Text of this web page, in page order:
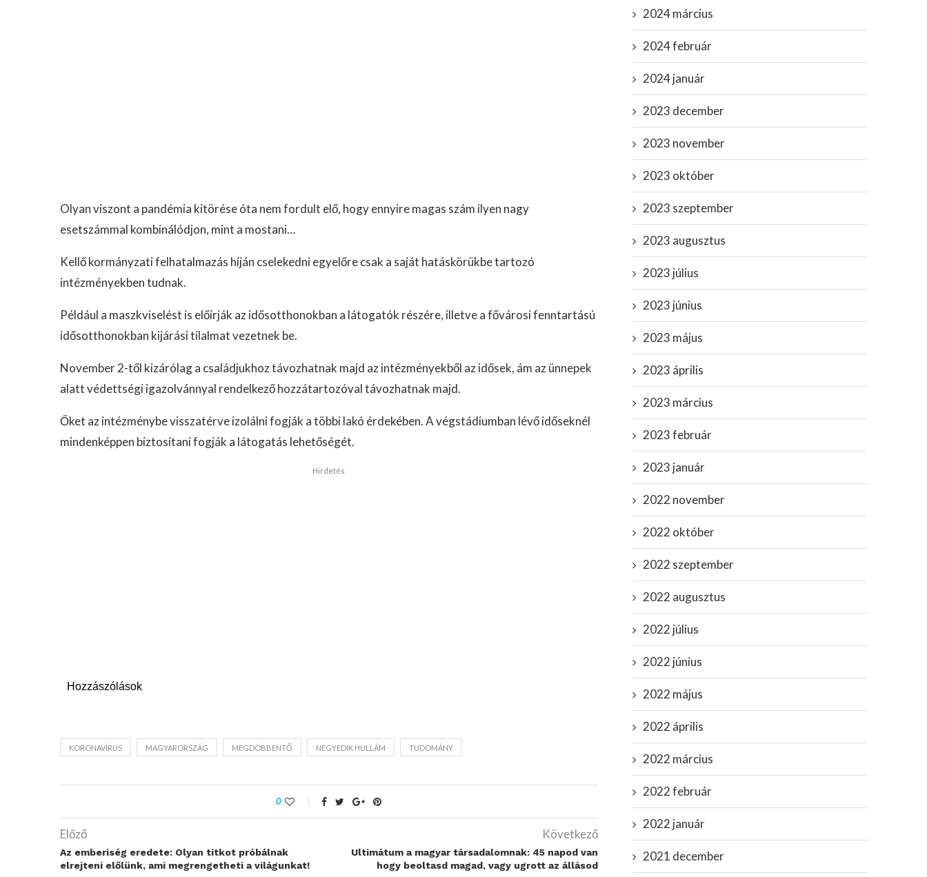
Olyan viszont a pandémia kitörése óta nem fordult elő, hogy ennyire magas szám ilyen nagy
esetszámmal kombinálódjon, mint a mostani…
Kellő kormányzati felhatalmazás híján cselekedni egyelőre csak a saját hatáskörükbe tartozó
intézményekben tudnak.
Például a maszkviselést is előírják az idősotthonokban a látogatók részére, illetve a fővárosi fenntartású
idősotthonokban kijárási tilalmat vezetnek be.
November 2-től kizárólag a családjukhoz távozhatnak majd az intézményekből az idősek, ám az ünnepek
alatt védettségi igazolvánnyal rendelkező hozzátartozóval távozhatnak majd.
Őket az intézménybe visszatérve izolálni fogják a többi lakó érdekében. A végstádiumban lévő időseknél
mindenképpen biztosítani fogják a látogatás lehetőségét.
Hirdetés
Hozzászólások
KORONAVÍRUS MAGYARORSZÁG MEGDÖBBENTŐ NEGYEDIK HULLÁM TUDOMÁNY
0
Előző
Az emberiség eredete: Olyan titkot próbálnak
elrejteni előlünk, ami megrengetheti a világunkat!
Következő
Ultimátum a magyar társadalomnak: 45 napod van
hogy beoltasd magad, vagy ugrott az állásod
2024 március
2024 február
2024 január
2023 december
2023 november
2023 október
2023 szeptember
2023 augusztus
2023 július
2023 június
2023 május
2023 április
2023 március
2023 február
2023 január
2022 november
2022 október
2022 szeptember
2022 augusztus
2022 július
2022 június
2022 május
2022 április
2022 március
2022 február
2022 január
2021 december